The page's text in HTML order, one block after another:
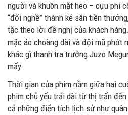
người và khuôn mặt heo – cựu phi
“đổi nghề” thành kẻ săn tiền
tặc theo lời đề nghị của khách
mặc áo choàng dài và đội mũ phớt
khác gì thanh tra trưởng Juzo
mấy.
Thời gian của phim nằm giữa hai
phim chủ yếu trải dài từ thị trấn
cả những điển tích lịch sử như